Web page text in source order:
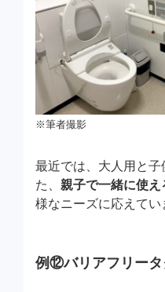
※筆者撮影
最近では、大人用と
た、 親子で一緒に使え
様なニーズに応えてい
例⑫バリアフリータ